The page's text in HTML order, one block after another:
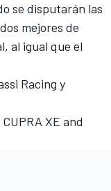
se disputarán las
mejores de
al igual que el
Racing y
XE and